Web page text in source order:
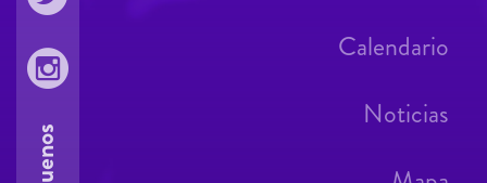
Calendario
Noticias